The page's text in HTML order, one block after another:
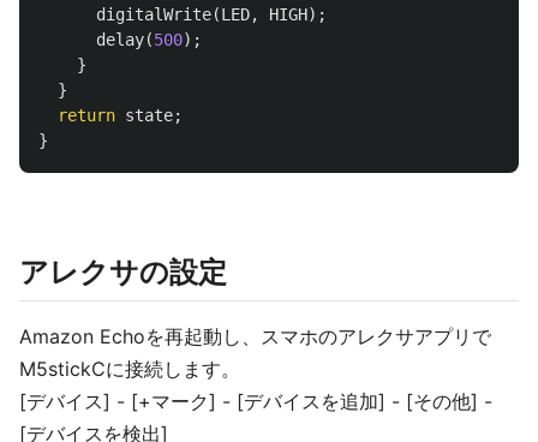
digitalWrite(LED, HIGH);
delay(500);
}
}
return state;
}
アレクサの設定
Amazon Echoを再起動し、スマホのアレクサアプリで
M5stickCに接続します。
[デバイス] - [+マーク] - [デバイスを追加] - [その他] -
[デバイスを検出]